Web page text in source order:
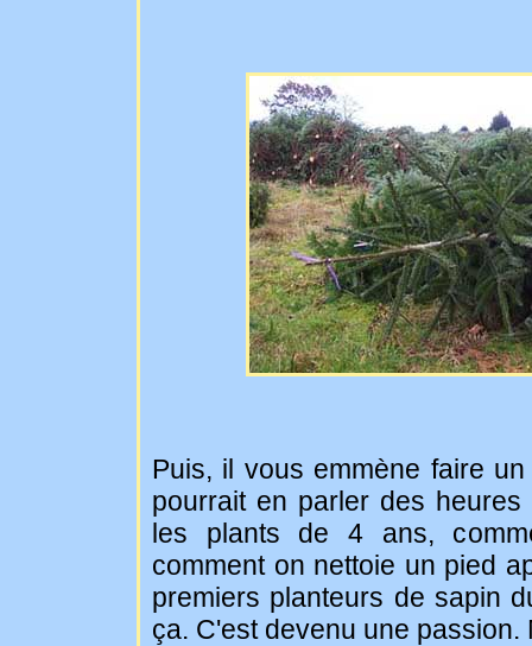
Puis, il vous emmène faire
pourrait en parler des
les plants de 4 ans,
comment on nettoie un pied
premiers planteurs de sapin
ça. C'est devenu une passion.